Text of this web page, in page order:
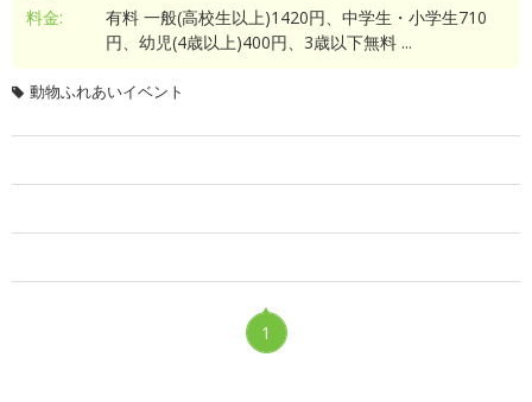
料金:
有料 一般(高校生以上)1420円、中学生・小学生710
円、幼児(4歳以上)400円、3歳以下無料 ...
動物ふれあいイベント
1